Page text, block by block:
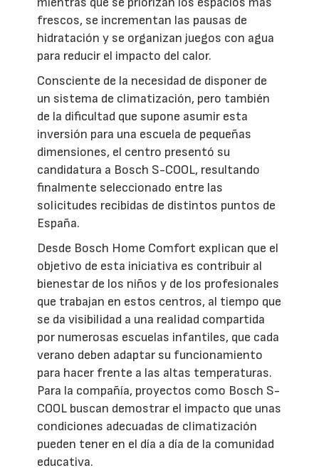
frescos, se incrementan las pausas de
hidratación y se organizan juegos con agua
para reducir el impacto del calor.
Consciente de la necesidad de disponer de
un sistema de climatización, pero también
de la dificultad que supone asumir esta
inversión para una escuela de pequeñas
dimensiones, el centro presentó su
candidatura a Bosch S-COOL, resultando
finalmente seleccionado entre las
solicitudes recibidas de distintos puntos de
España.
Desde Bosch Home Comfort explican que el
objetivo de esta iniciativa es contribuir al
bienestar de los niños y de los profesionales
que trabajan en estos centros, al tiempo que
se da visibilidad a una realidad compartida
por numerosas escuelas infantiles, que cada
verano deben adaptar su funcionamiento
para hacer frente a las altas temperaturas.
Para la compañía, proyectos como Bosch S-
COOL buscan demostrar el impacto que unas
condiciones adecuadas de climatización
pueden tener en el día a día de la comunidad
educativa.